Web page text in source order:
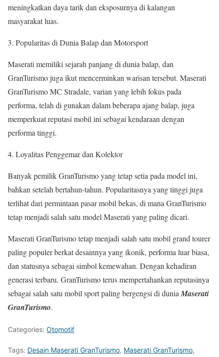
meningkatkan daya tarik dan eksposurnya di kalangan
masyarakat luas.
Popularitas di Dunia Balap dan Motorsport
Maserati memiliki sejarah panjang di dunia balap, dan
GranTurismo juga ikut mencerminkan warisan tersebut. Maserati
GranTurismo MC Stradale, varian yang lebih fokus pada
performa, telah di gunakan dalam beberapa ajang balap, juga
memperkuat reputasi mobil ini sebagai kendaraan dengan
performa tinggi.
Loyalitas Penggemar dan Kolektor
Banyak pemilik GranTurismo yang tetap setia pada model ini,
bahkan setelah bertahun-tahun. Popularitasnya yang tinggi juga
terlihat dari permintaan pasar mobil bekas, di mana GranTurismo
tetap menjadi salah satu model Maserati yang paling dicari.
Maserati GranTurismo tetap menjadi salah satu mobil grand tourer
paling populer berkat desainnya yang ikonik, performa luar biasa,
dan statusnya sebagai simbol kemewahan. Dengan kehadiran
generasi terbaru, GranTurismo terus mempertahankan reputasinya
sebagai salah satu mobil sport paling bergengsi di dunia Maserati
GranTurismo.
Categories: Otomotif
Tags: Desain Maserati GranTurismo, Maserati GranTurismo,